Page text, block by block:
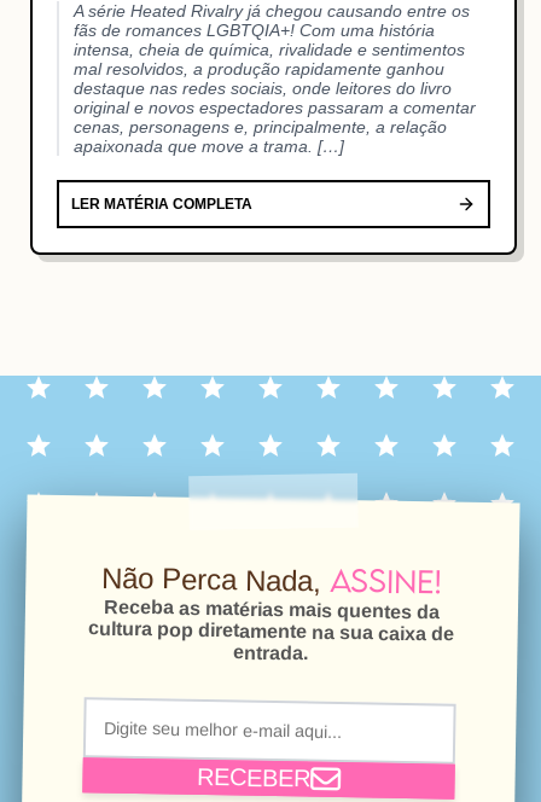
A série Heated Rivalry já chegou causando entre os
fãs de romances LGBTQIA+! Com uma história
intensa, cheia de química, rivalidade e sentimentos
mal resolvidos, a produção rapidamente ganhou
destaque nas redes sociais, onde leitores do livro
original e novos espectadores passaram a comentar
cenas, personagens e, principalmente, a relação
apaixonada que move a trama. […]
LER MATÉRIA COMPLETA
Não Perca Nada, Assine!
Receba as matérias mais quentes da
cultura pop diretamente na sua caixa de
entrada.
RECEBER